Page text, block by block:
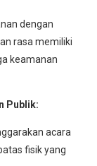
dengan
rasa memiliki
keamanan
Publik:
acara
fisik yang